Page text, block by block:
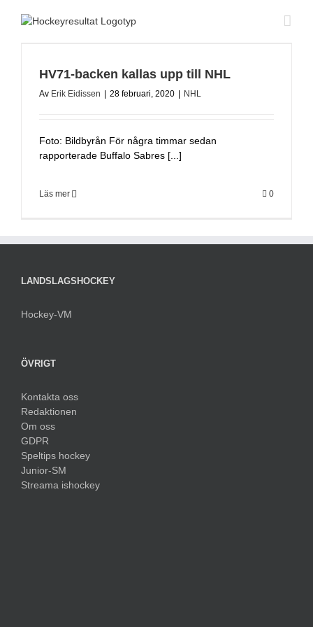
HV71-backen kallas upp till NHL
Av Erik Eidissen 28 februari, 2020 NHL
Foto: Bildbyrån För några timmar sedan
rapporterade Buffalo Sabres [...]
Läs mer 0
LANDSLAGSHOCKEY
Hockey-VM
ÖVRIGT
Kontakta oss
Redaktionen
Om oss
GDPR
Speltips hockey
Junior-SM
Streama ishockey